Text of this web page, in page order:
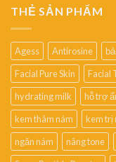
THẺ SẢN PHẨM
Agess Antirosine
Facial Pure Skin
Facial
hydrating milk
hỗ trợ
kem thâm nám
kem trị
ngăn nám
nâng tone